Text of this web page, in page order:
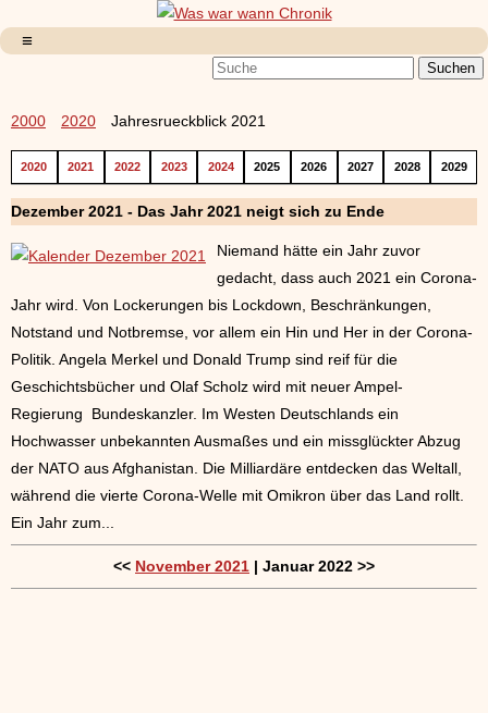
2000 2020 Jahresrueckblick 2021
2020 2021 2022 2023 2024 2025 2026 2027 2028 2029
Dezember 2021 - Das Jahr 2021 neigt sich zu Ende
Niemand hätte ein Jahr zuvor
gedacht, dass auch 2021 ein Corona-
Jahr wird. Von Lockerungen bis Lockdown, Beschränkungen,
Notstand und Notbremse, vor allem ein Hin und Her in der Corona-
Politik. Angela Merkel und Donald Trump sind reif für die
Geschichtsbücher und Olaf Scholz wird mit neuer Ampel-
Regierung Bundeskanzler. Im Westen Deutschlands ein
Hochwasser unbekannten Ausmaßes und ein missglückter Abzug
der NATO aus Afghanistan. Die Milliardäre entdecken das Weltall,
während die vierte Corona-Welle mit Omikron über das Land rollt.
Ein Jahr zum...
<< November 2021 | Januar 2022 >>